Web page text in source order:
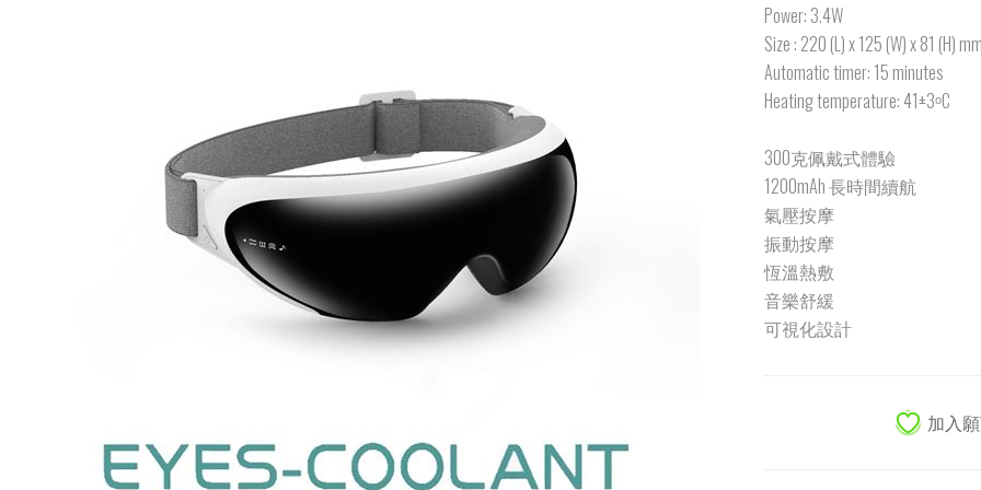
Power: 3.4W
Size : 220 (L) x 125 (W) x 81 (H)
Automatic timer: 15 minutes
Heating temperature: 41±3ᵒC
300克佩戴式體驗
1200mAh 長時間續航
氣壓按摩
振動按摩
恆溫熱敷
音樂舒緩
可視化設計